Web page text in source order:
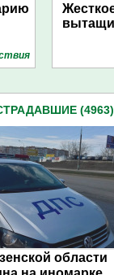
(4963)
области